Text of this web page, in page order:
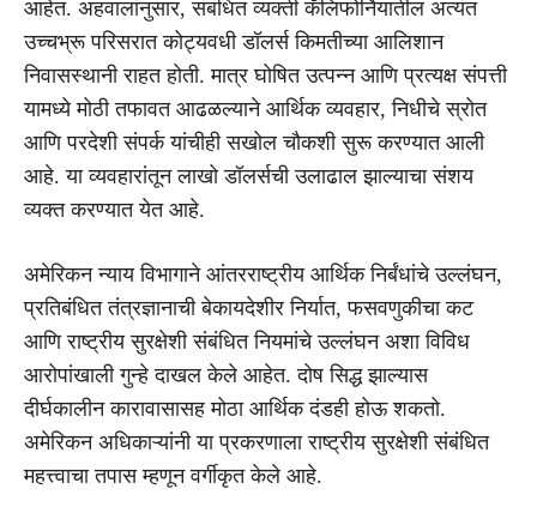
आहेत. अहवालांनुसार, संबंधित व्यक्ती कॅलिफोर्नियातील अत्यंत
उच्चभ्रू परिसरात कोट्यवधी डॉलर्स किमतीच्या आलिशान
निवासस्थानी राहत होती. मात्र घोषित उत्पन्न आणि प्रत्यक्ष संपत्ती
यामध्ये मोठी तफावत आढळल्याने आर्थिक व्यवहार, निधीचे स्रोत
आणि परदेशी संपर्क यांचीही सखोल चौकशी सुरू करण्यात आली
आहे. या व्यवहारांतून लाखो डॉलर्सची उलाढाल झाल्याचा संशय
व्यक्त करण्यात येत आहे.
अमेरिकन न्याय विभागाने आंतरराष्ट्रीय आर्थिक निर्बंधांचे उल्लंघन,
प्रतिबंधित तंत्रज्ञानाची बेकायदेशीर निर्यात, फसवणुकीचा कट
आणि राष्ट्रीय सुरक्षेशी संबंधित नियमांचे उल्लंघन अशा विविध
आरोपांखाली गुन्हे दाखल केले आहेत. दोष सिद्ध झाल्यास
दीर्घकालीन कारावासासह मोठा आर्थिक दंडही होऊ शकतो.
अमेरिकन अधिकाऱ्यांनी या प्रकरणाला राष्ट्रीय सुरक्षेशी संबंधित
महत्त्वाचा तपास म्हणून वर्गीकृत केले आहे.